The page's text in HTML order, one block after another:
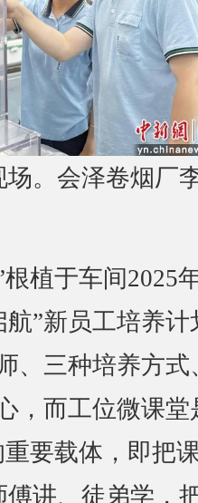
。会泽卷烟厂
植于车间2025
航”新员工培养计
、三种培养方式
，而工位微课堂
要载体，即把
讲、徒弟学，